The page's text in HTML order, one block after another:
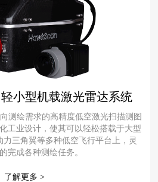
小型机载激光雷达系统
测绘需求的高精度低空激光扫描测图
工业设计，使其可以轻松搭载于大型
三角翼等多种低空飞行平台上，灵
完成各种测绘任务。
了解更多 >